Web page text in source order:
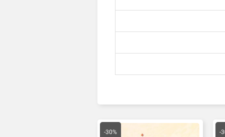
-
قیمت
فعلی
-30%
قیمت
اصلی
قیمت
فعلی